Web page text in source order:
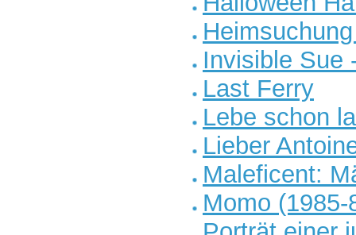
Invisible Sue
Last Ferry
Lebe schon
Lieber
Maleficent:
Momo (1985-